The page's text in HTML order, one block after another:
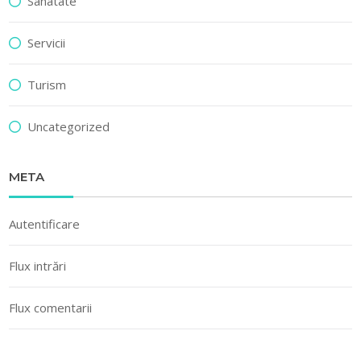
Servicii
Turism
Uncategorized
META
Autentificare
Flux intrări
Flux comentarii